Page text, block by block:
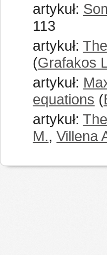
artykuł:
113
artykuł:
(Grafakos
artykuł:
equations (
artykuł:
M., Villena